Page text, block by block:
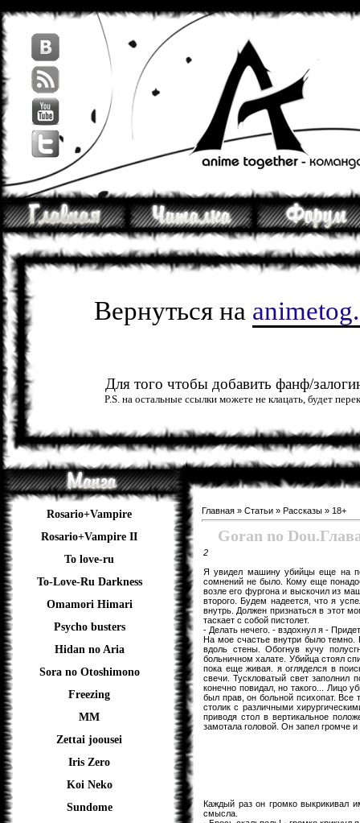
Вернуться на
Для того чтобы добавить фанф/
P.S. на остальные ссылки можете не клацать, будет
Rosario+Vampire
Rosario+Vampire II
To love-ru
To-Love-Ru Darkness
Omamori Himari
Psycho busters
Hidan no Aria
Sora no Otoshimono
Freezing
ММ
Zettai joousei
Iris Zero
Koi Neko
Sundome
Главная » Статьи » Рассказы » 18+
Goran no
2
Я увидел машину убийцы еще на
сомнений не было. Кому еще
возле его фургона и выскочил из
второго. Будем надеется, что я
внутрь. Должен признаться в этот
таскает с собой пистолет.
- Делать нечего. - вздохнул я -
На мое счастье внутри было темно.
вдоль стены. Обогнув кучу
больничном халате. Убийца стоял
пока еще живая. я огляделся в
свечи. Тускловатый свет заполнил
конечно повидал, но такого... Лицо
был прав, он больной психопат. Все
столик с различными
приводя стол в вертикальное
замотала головой. Он запел громче
Каждый раз он громко выкрикивал
смысла.